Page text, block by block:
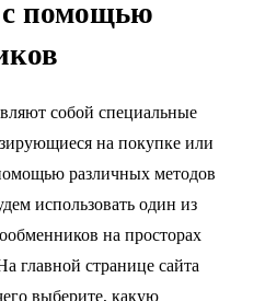
с помощью
собой специальные
на покупке или
различных методов
использовать один из
на просторах
главной странице сайта
выберите, какую